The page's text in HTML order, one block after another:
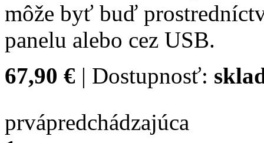
môže byť buď
panelu alebo cez USB.
67,90 € | Dostupnosť:
prvápredchádzajúca